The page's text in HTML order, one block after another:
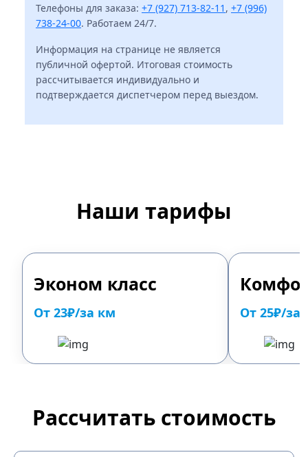
Телефоны для заказа: +7 (927) 713-82-11 , +7 (996)
738-24-00. Работаем 24/7.
Информация на странице не является
публичной офертой. Итоговая стоимость
рассчитывается индивидуально и
подтверждается диспетчером перед выездом.
Наши тарифы
Эконом класс
От 23₽/за км От 25₽/за
Рассчитать стоимость